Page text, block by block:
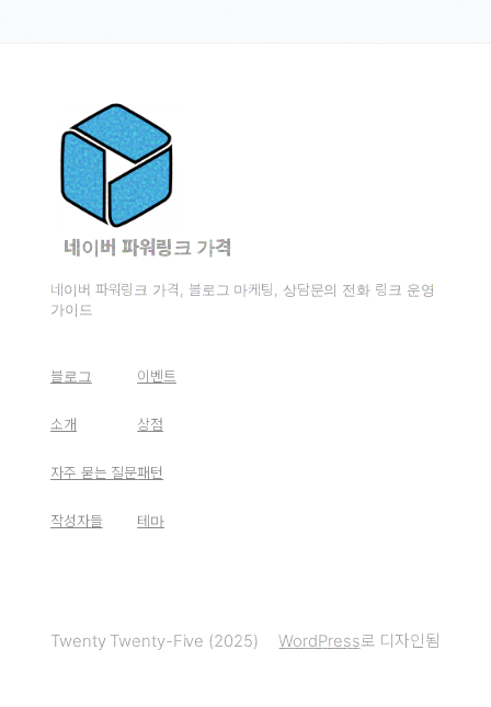
네이버 파워링크 가격
네이버 파워링크 가격, 블로그 마케팅, 상담문의 전화 링크 운영
가이드
블로그
소개
자주 묻는 질문
작성자들
이벤트
상점
패턴
테마
Twenty Twenty-Five (2025) WordPress로 디자인됨